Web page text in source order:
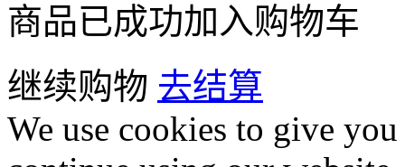
商品已成功加入购物车
继续购物 去结算
We use cookies to give